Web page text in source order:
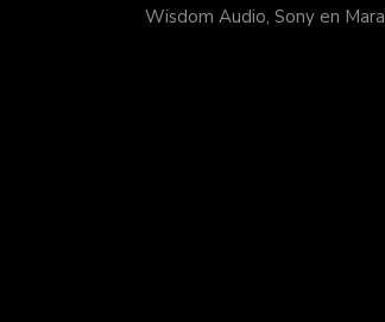
Wisdom Audio, Sony en